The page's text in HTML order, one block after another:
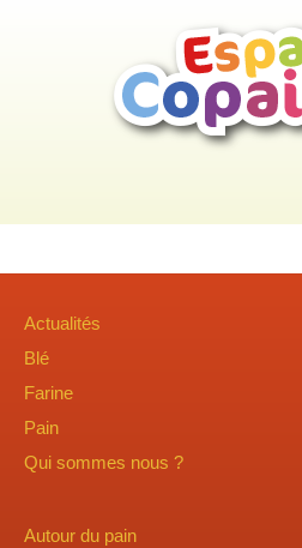
Actualités
Blé
Farine
Pain
Qui sommes nous ?
Autour du pain